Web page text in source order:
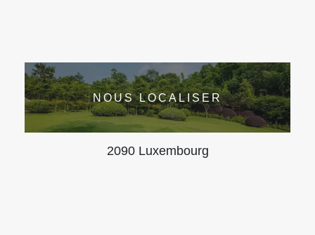
NOUS LOCALISER
2090 Luxembourg